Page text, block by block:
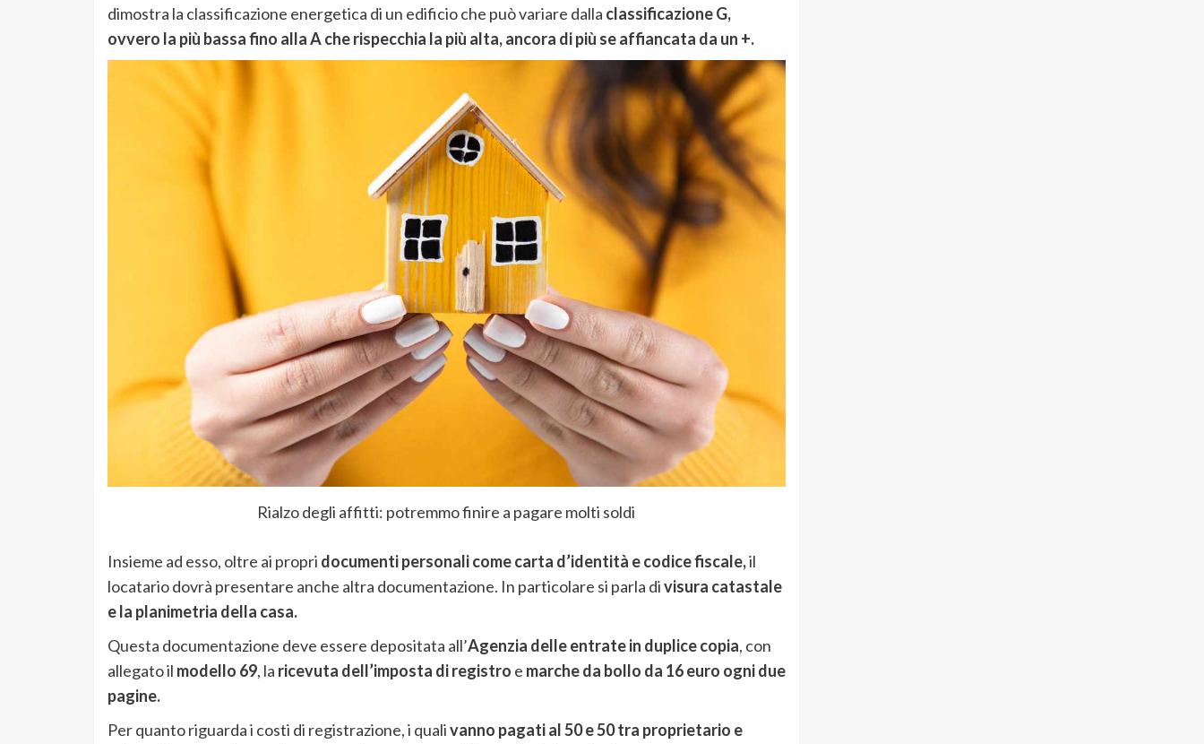
dimostra la classificazione energetica di un edificio che può variare dalla classificazioneG,
ovvero la più bassa fino alla A che rispecchia la più alta, ancora di più se affiancata da un +.
Rialzo degli affitti: potremmo finire a pagare molti soldi
Insieme ad esso, oltre ai propri documenti personali come carta d’identità e codice fiscale,il
locatario dovrà presentare anche altra documentazione. In particolare si parla divisura catastale
e la planimetria della casa.
Questa documentazione deve essere depositata all’Agenzia delle entrate in duplice copia, con
allegato il modello 69, la ricevuta dell’imposta di registro e marche da bollo da 16 euro ogni due
pagine.
Per quanto riguarda i costi di registrazione, i qualivanno pagati al 50 e 50 tra proprietario e